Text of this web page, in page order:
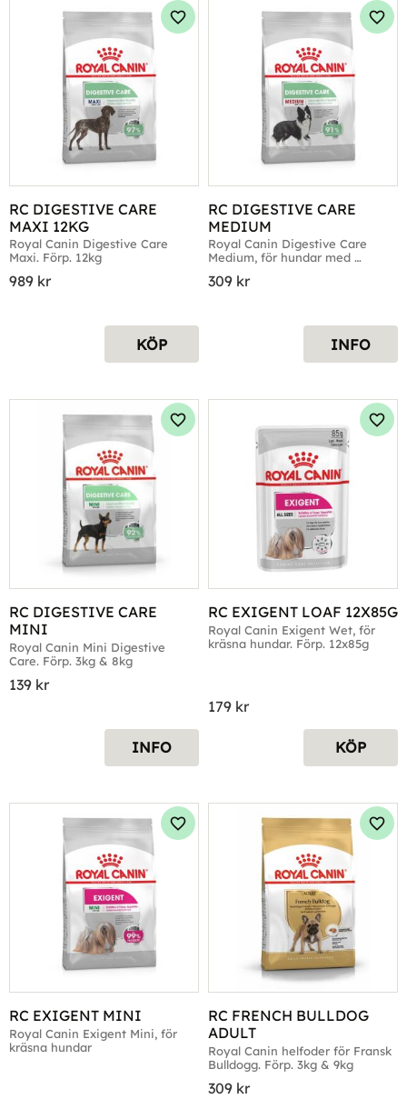
RC DIGESTIVE CARE
MAXI 12KG
Royal Canin Digestive Care
Maxi. Förp. 12kg
989 kr
Lägg till i favoriter
KÖP
RC DIGESTIVE CARE
MEDIUM
Royal Canin Digestive Care
Medium, för hundar med
309 kr
INFO
RC DIGESTIVE CARE
MINI
Royal Canin Mini Digestive
Care. Förp. 3kg & 8kg
139 kr
Lägg till i favoriter
INFO
RC EXIGENT LOAF 12X85G
Royal Canin Exigent Wet, för
kräsna hundar. Förp. 12x85g
179 kr
KÖP
RC EXIGENT MINI
Royal Canin Exigent Mini, för
kräsna hundar
Lägg till i favoriter
RC FRENCH BULLDOG
ADULT
Royal Canin helfoder för Fransk
Bulldogg. Förp. 3kg & 9kg
309 kr